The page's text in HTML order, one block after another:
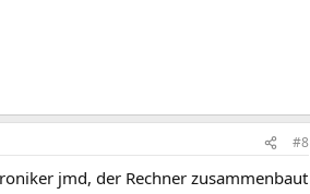
#8
jmd, der Rechner zusammenbaut